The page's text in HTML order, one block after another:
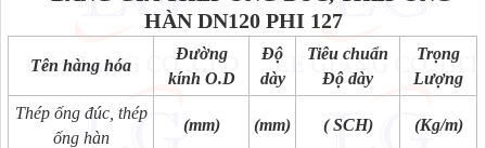
HÀNDN120 PHI 127
Tên hàng hóa
Đường
kính O.D
Độ
dày
Tiêu chuẩn
Độ dày
Trọng
Lượng
Thép ống đúc, thép
ống hàn
(mm) (mm) ( SCH) (Kg/m)